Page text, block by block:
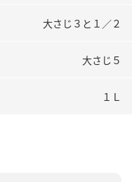
検索
製造所固有記号一覧
大さじ３と１／２
大さじ５
１Ｌ